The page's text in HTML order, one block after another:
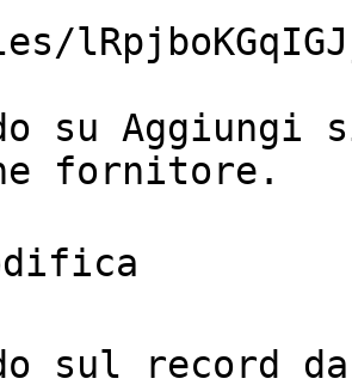
su Aggiungi
fornitore.
sul record